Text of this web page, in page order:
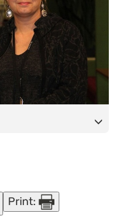
til personer med
med Silje
om lokalt
Print: